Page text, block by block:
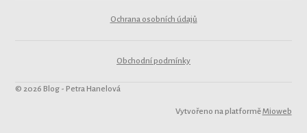
Ochrana osobních údajů
Obchodní podmínky
© 2026 Blog - Petra Hanelová
Vytvořeno na platforměMioweb